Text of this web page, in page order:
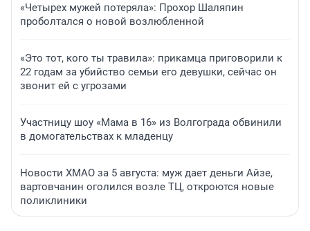
«Четырех мужей потеряла»: Прохор Шаляпин
проболтался о новой возлюбленной
«Это тот, кого ты травила»: прикамца приговорили к
22 годам за убийство семьи его девушки, сейчас он
звонит ей с угрозами
Участницу шоу «Мама в 16» из Волгограда обвинили
в домогательствах к младенцу
Новости ХМАО за 5 августа: муж дает деньги Айзе,
вартовчанин оголился возле ТЦ, откроются новые
поликлиники